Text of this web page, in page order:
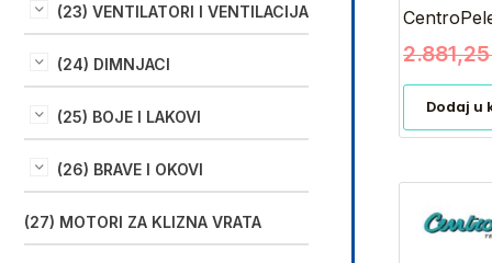
(23) VENTILATORI I VENTILACIJA
(24) DIMNJACI
(25) BOJE I LAKOVI
(26) BRAVE I OKOVI
(27) MOTORI ZA KLIZNA VRATA
Dodaj u